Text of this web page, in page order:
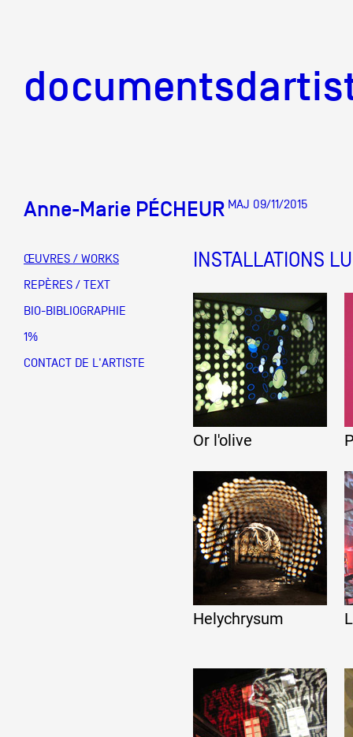
Mission
Équipe
Partenaires
Crédits
Actions
Documentation
Visites d'ateliers
Production vidéo
Anne-Marie PÉCHEUR MAJ 09/11/2015
ŒUVRES / WORKS
REPÈRES / TEXT
BIO-BIBLIOGRAPHIE
1%
CONTACT DE L'ARTISTE
INSTALLATIONS
Or l'olive
Helychrysum